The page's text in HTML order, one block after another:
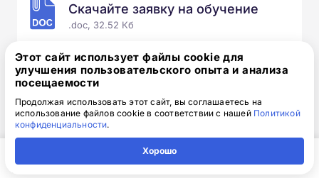
Скачайте заявку на обучение
.doc, 32.52 Кб
Скачайте шаблон, заполните и отправьте по
электронной почтеinfo@1-academy.ru
Обязательно укажите контактный номер телефон.
Наш специалист свяжется с вами и утонит все
детали.
Этот сайт использует файлы cookie для
улучшения пользовательского опыта и анализа
посещаемости
Продолжая использовать этот сайт, вы соглашаетесь на
использование файлов cookie в соответствии с нашей Политикой
конфиденциальности.
Хорошо